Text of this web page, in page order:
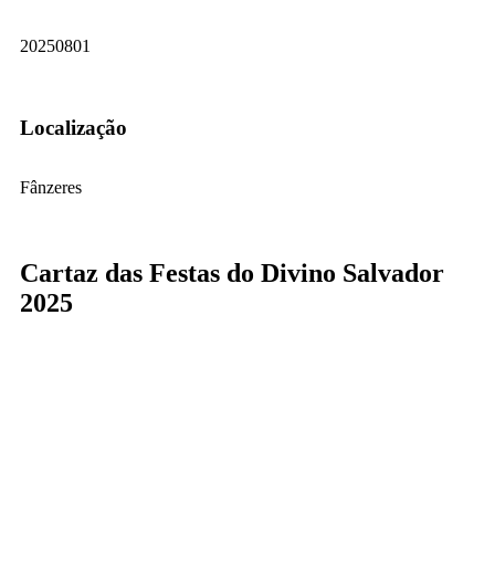
20250801
Localização
Fânzeres
Cartaz das Festas do Divino Salvador
2025